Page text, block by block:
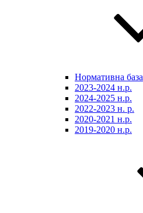
Нормативна база
2023-2024 н.р.
2024-2025 н.р.
2022-2023 н. р.
2020-2021 н.р.
2019-2020 н.р.